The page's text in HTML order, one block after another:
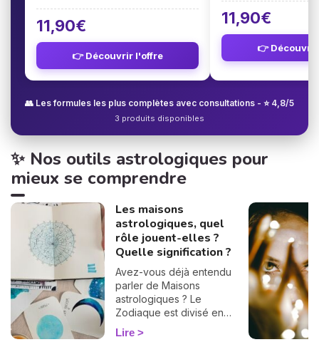
11,90€
👉 Découvrir l'offre
11,90€
👉
👥 Les formules les plus complètes avec consultations - ⭐ 4,8/5
3 produits disponibles
✨ Nos outils astrologiques pour
mieux se comprendre
Les maisons
astrologiques, quel
rôle jouent-elles ?
Quelle signification ?
Avez-vous déjà entendu
parler de Maisons
astrologiques ? Le
Zodiaque est divisé en
douze Maisons et chacune
correspond à une sphère
Lire